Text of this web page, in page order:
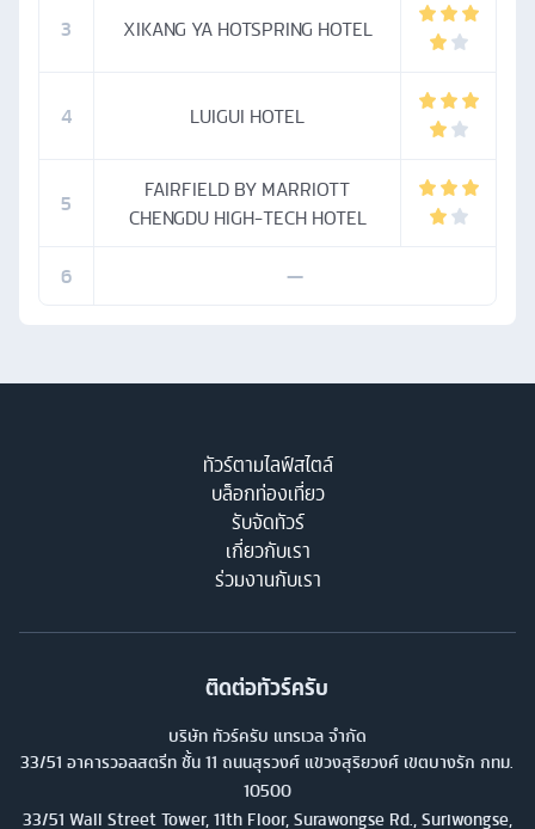
3 XIKANG YA HOTSPRING HOTEL
4 LUIGUI HOTEL
5
FAIRFIELD BY MARRIOTT
CHENGDU HIGH-TECH HOTEL
6
—
ทัวร์ตามไลฟ์สไตล์
บล็อกท่องเที่ยว
รับจัดทัวร์
เกี่ยวกับเรา
ร่วมงานกับเรา
ติดต่อทัวร์ครับ
บริษัท ทัวร์ครับ แทรเวล จำกัด
33/51 อาคารวอลสตรีท ชั้น 11 ถนนสุรวงศ์ แขวงสุริยวงศ์ เขตบางรัก กทม.
10500
33/51 Wall Street Tower, 11th Floor, Surawongse Rd., Suriwongse,